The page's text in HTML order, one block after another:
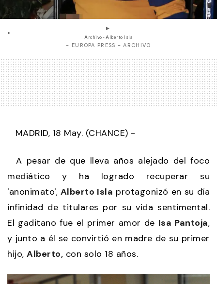
Archivo - Alberto Isla
- EUROPA PRESS - ARCHIVO
MADRID, 18 May. (CHANCE) -
A pesar de que lleva años alejado del foco
mediático y ha logrado recuperar su
'anonimato', Alberto Isla protagonizó en su día
infinidad de titulares por su vida sentimental.
El gaditano fue el primer amor de Isa Pantoja,
y junto a él se convirtió en madre de su primer
hijo, Alberto, con solo 18 años.